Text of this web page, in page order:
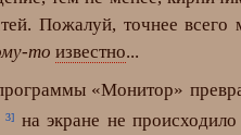
Пожалуй, точнее
то известно...
«Монитор»
3]
на экране не